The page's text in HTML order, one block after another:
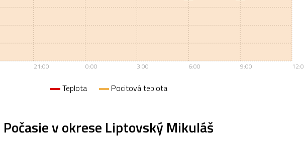
21:00 0:00 3:00 6:00 9:00
Teplota Pocitová teplota
Počasie v okrese Liptovský Mikuláš